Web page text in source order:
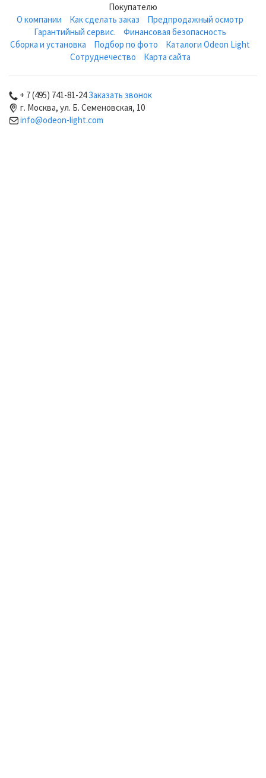
Покупателю
О компании
Как сделать заказ
Предпродажный осмотр
Гарантийный сервис.
Финансовая безопасность
Сборка и установка
Подбор по фото
Каталоги Odeon Light
Сотруднечество
Карта сайта
+ 7 (495) 741-81-24Заказать звонок
г. Москва, ул. Б. Семеновская, 10
info@odeon-light.com